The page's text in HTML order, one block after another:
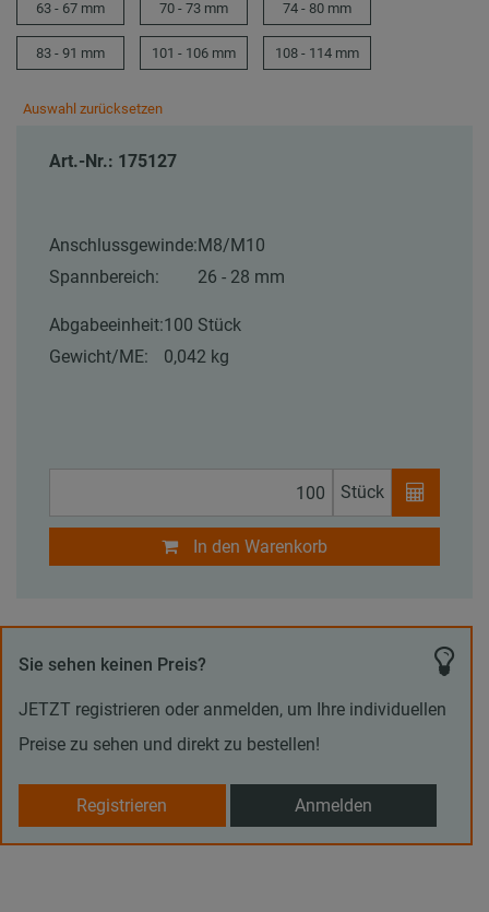
63 - 67 mm 70 - 73 mm 74 - 80 mm
83 - 91 mm 101 - 106 mm 108 - 114 mm
Auswahl zurücksetzen
Art.-Nr.: 175127
Anschlussgewinde:M8/M10
Spannbereich:
26 - 28 mm
Abgabeeinheit:100 Stück
Gewicht/ME:
0,042 kg
Stück
In den Warenkorb
Sie sehen keinen Preis?
JETZT registrieren oder anmelden, um Ihre individuellen
Preise zu sehen und direkt zu bestellen!
Registrieren Anmelden